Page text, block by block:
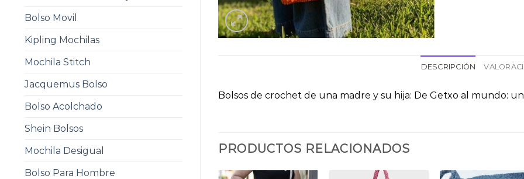
Bolso Movil
Kipling Mochilas
Mochila Stitch
Jacquemus Bolso
Bolso Acolchado
Shein Bolsos
Mochila Desigual
Bolso Para Hombre
DESCRIPCIÓN
Bolsos de crochet de una madre y su hija: De Getxo al mundo:
PRODUCTOS RELACIONADOS